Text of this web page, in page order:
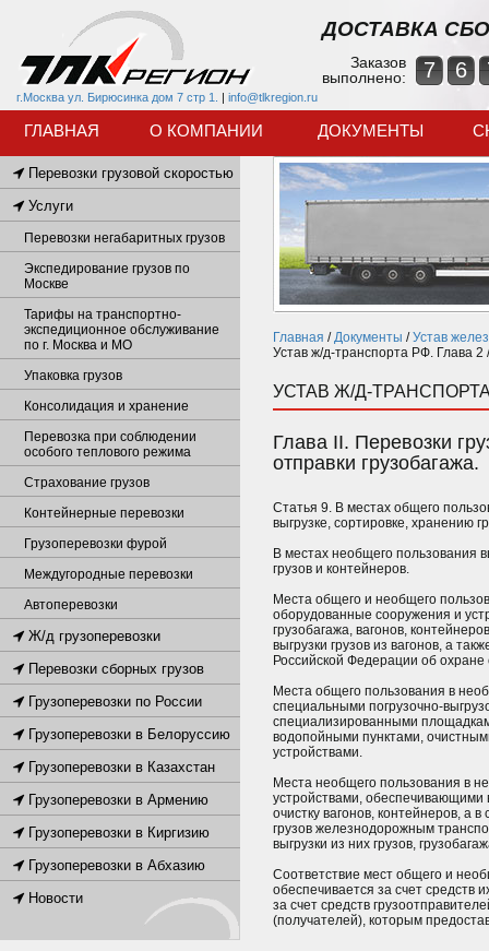
г.Москва ул. Бирюсинка дом 7 стр 1. | info@tlkregion.ru
ДОСТАВКА
Заказов
выполнено:
7 6
ГЛАВНАЯ О КОМПАНИИ ДОКУМЕНТЫ
Главная /Документы /Устав
Устав ж/д-транспорта РФ. Глава 2 /
УСТАВ Ж/Д-
Глава II. Перевозки
отправки грузобагажа.
Статья 9. В местах общего
выгрузке, сортировке, хранению
В местах необщего пользования
грузов и контейнеров.
Места общего и необщего
оборудованные сооружения и
грузобагажа, вагонов,
выгрузки грузов из вагонов, а
Российской Федерации об
Места общего пользования в
специальными погрузочно-
специализированными
водопойными пунктами,
устройствами.
Места необщего пользования в
устройствами, обеспечивающими
очистку вагонов, контейнеров, а
грузов железнодорожным
выгрузки из них грузов,
Соответствие мест общего и
обеспечивается за счет средств
за счет средств
(получателей), которым
Перевозки грузовой скоростью
Услуги
Перевозки негабаритных грузов
Экспедирование грузов по
Москве
Тарифы на транспортно-
экспедиционное обслуживание
по г. Москва и МО
Упаковка грузов
Консолидация и хранение
Перевозка при соблюдении
особого теплового режима
Страхование грузов
Контейнерные перевозки
Грузоперевозки фурой
Междугородные перевозки
Автоперевозки
Ж/д грузоперевозки
Перевозки сборных грузов
Грузоперевозки по России
Грузоперевозки в Белоруссию
Грузоперевозки в Казахстан
Грузоперевозки в Армению
Грузоперевозки в Киргизию
Грузоперевозки в Абхазию
Новости